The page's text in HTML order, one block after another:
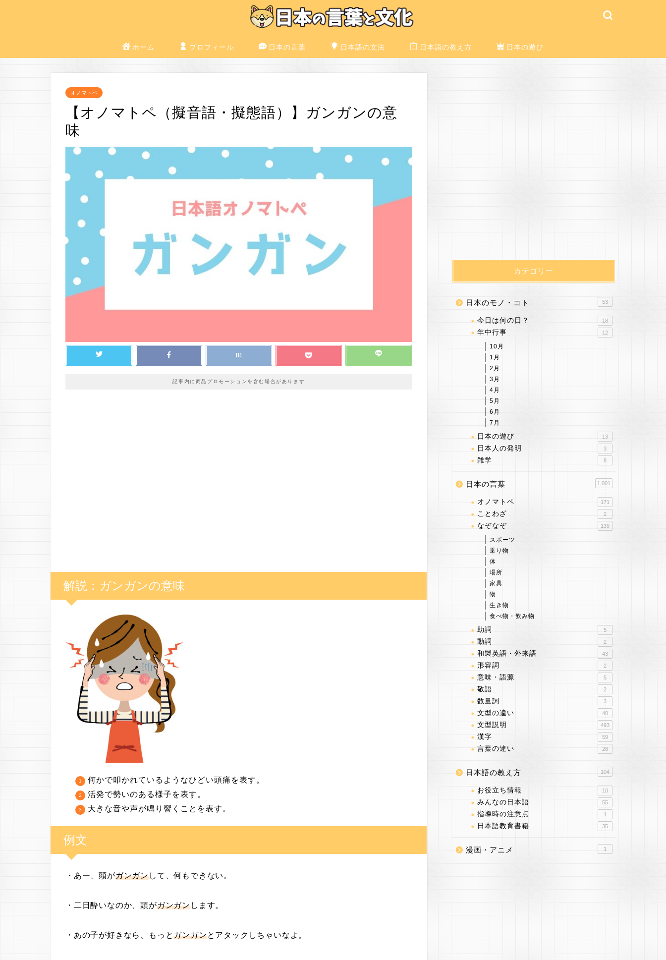
ホーム プロフィール 日本の言葉 日本語の文法 日本語の教え方 日本の遊び
オノマトペ
【オノマトペ（擬音語・擬態語）】ガンガンの意
味
記事内に商品プロモーションを含む場合があります
解説：ガンガンの意味
何かで叩かれているようなひどい頭痛を表す。
活発で勢いのある様子を表す。
大きな音や声が鳴り響くことを表す。
例文
・あー、頭がガンガンして、何もできない。
・二日酔いなのか、頭がガンガンします。
・あの子が好きなら、もっとガンガンとアタックしちゃいなよ。
カテゴリー
日本のモノ・コト 53
今日は何の日？ 18
年中行事 12
10月
1月
2月
3月
4月
5月
6月
7月
日本の遊び 13
日本人の発明 3
雑学 8
日本の言葉 1,001
オノマトペ 171
ことわざ 2
なぞなぞ 139
スポーツ
乗り物
体
場所
家具
物
生き物
食べ物・飲み物
助詞 5
動詞 2
和製英語・外来語 43
形容詞 2
意味・語源 5
敬語 2
数量詞 3
文型の違い 40
文型説明 493
漢字 59
言葉の違い 28
日本語の教え方 104
お役立ち情報 10
みんなの日本語 55
指導時の注意点 1
日本語教育書籍 35
漫画・アニメ 1